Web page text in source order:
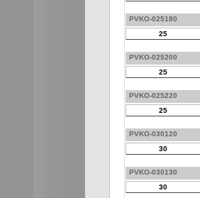
PVKO-025180
25
PVKO-025200
25
PVKO-025220
25
PVKO-030120
30
PVKO-030130
30